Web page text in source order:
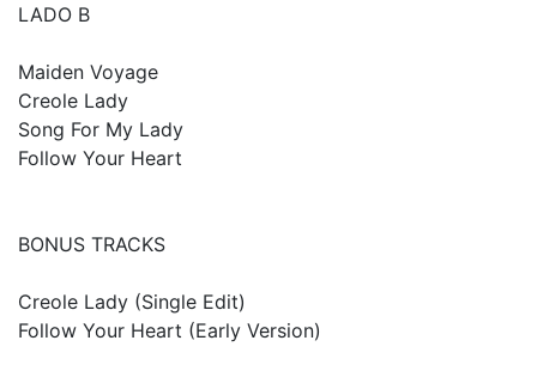
LADO B
Maiden Voyage
Creole Lady
Song For My Lady
Follow Your Heart
BONUS TRACKS
Creole Lady (Single Edit)
Follow Your Heart (Early Version)